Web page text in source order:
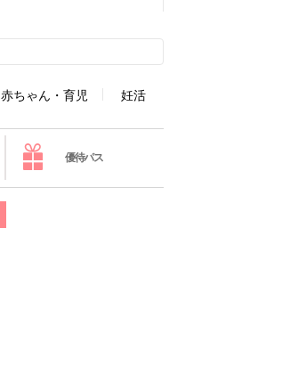
赤ちゃん・育児 妊活
優待パス